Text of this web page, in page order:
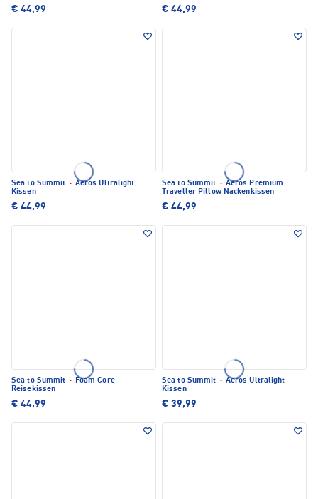
€ 44,99 € 44,99
Sea to Summit · Aeros Ultralight
Kissen
€ 44,99
Sea to Summit · Aeros Premium
Traveller Pillow Nackenkissen
€ 44,99
Sea to Summit · Foam Core
Reisekissen
€ 44,99
Sea to Summit · Aeros Ultralight
Kissen
€ 39,99